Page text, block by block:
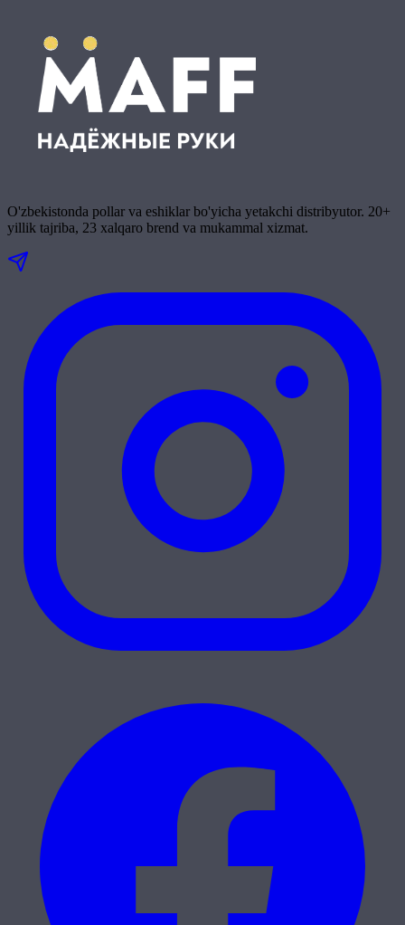
O'zbekistonda pollar va eshiklar bo'yicha yetakchi distribyutor. 20+
yillik tajriba, 23 xalqaro brend va mukammal xizmat.